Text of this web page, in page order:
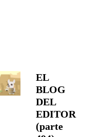
EL
BLOG
DEL
EDITOR
(parte